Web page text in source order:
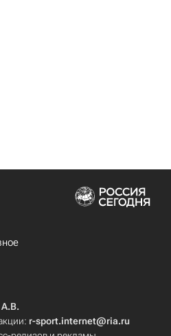
А.В.
r-sport.internet@ria.ru